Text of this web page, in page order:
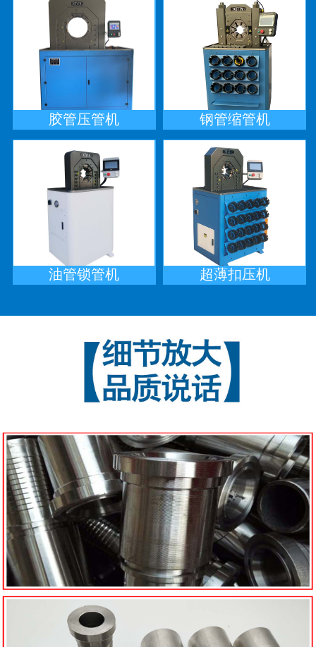
胶管压管机 钢管缩管机
油管锁管机 超薄扣压机